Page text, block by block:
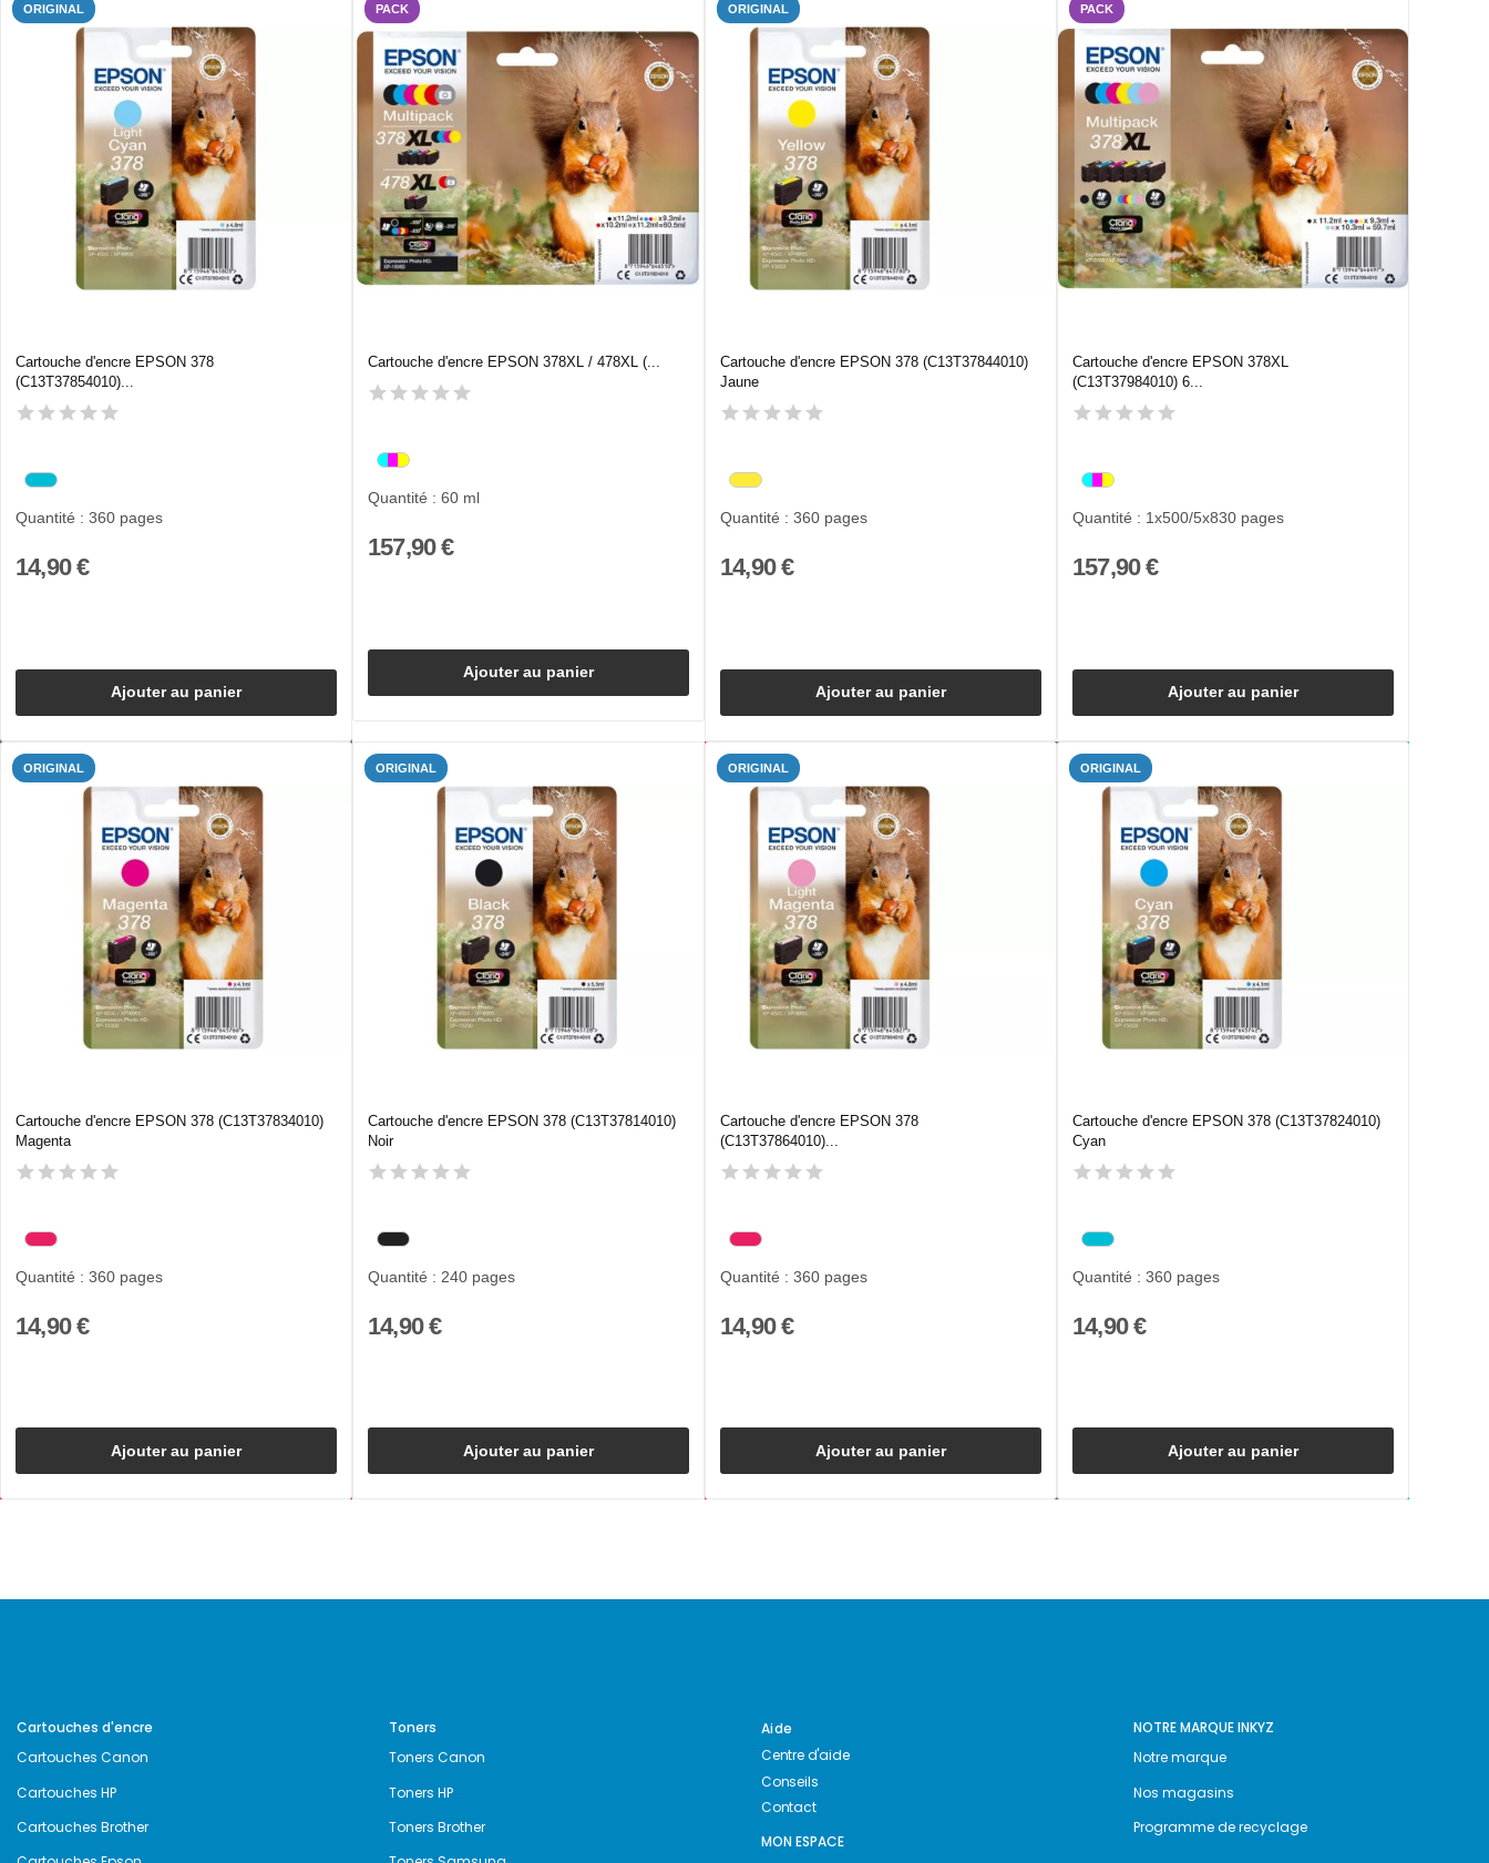
ORIGINAL
Cartouche d'encre EPSON 378
(C13T37854010)...
Quantité : 360 pages
14,90 €
Ajouter au panier
PACK
Cartouche d'encre EPSON 378XL / 478XL (...
Quantité : 60 ml
157,90 €
Ajouter au panier
ORIGINAL
Cartouche d'encre EPSON 378 (C13T37844010)
Jaune
Quantité : 360 pages
14,90 €
Ajouter au panier
PACK
Cartouche d'encre EPSON 378XL
(C13T37984010) 6...
Quantité : 1x500/5x830 pages
157,90 €
Ajouter au panier
ORIGINAL
Cartouche d'encre EPSON 378 (C13T37834010)
Magenta
Quantité : 360 pages
14,90 €
Ajouter au panier
ORIGINAL
Cartouche d'encre EPSON 378 (C13T37814010)
Noir
Quantité : 240 pages
14,90 €
Ajouter au panier
ORIGINAL
Cartouche d'encre EPSON 378
(C13T37864010)...
Quantité : 360 pages
14,90 €
Ajouter au panier
ORIGINAL
Cartouche d'encre EPSON 378 (C13T37824010)
Cyan
Quantité : 360 pages
14,90 €
Ajouter au panier
Cartouches d'encre
Cartouches Canon
Cartouches HP
Cartouches Brother
Toners
Toners Canon
Toners HP
Toners Brother
Aide
Centre d'aide
Conseils
Contact
MON ESPACE
NOTRE MARQUE INKYZ
Notre marque
Nos magasins
Programme de recyclage